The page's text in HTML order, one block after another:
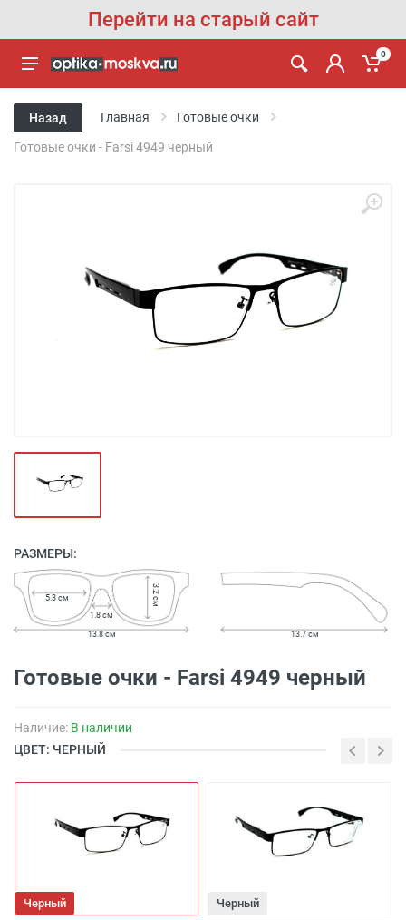
Перейти на старый сайт
0
Назад Главная Готовые очки
Готовые очки - Farsi 4949 черный
РАЗМЕРЫ:
1.8 см
5.3 см 3.2 см
13.8 см 13.7 см
Готовые очки - Farsi 4949 черный
Наличие: В наличии
ЦВЕТ: ЧЕРНЫЙ
Черный Черный